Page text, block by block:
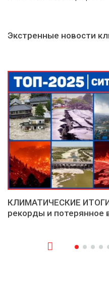
Экстренные новости
КЛИМАТИЧЕСКИЕ
рекорды и потерянное